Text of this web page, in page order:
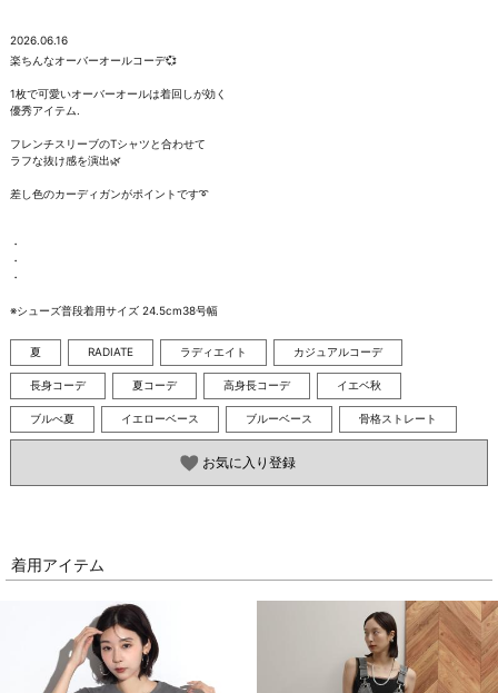
2026.06.16
楽ちんなオーバーオールコーデ💞
1枚で可愛いオーバーオールは着回しが効く
優秀アイテム.
フレンチスリーブのTシャツと合わせて
ラフな抜け感を演出🌿
差し色のカーディガンがポイントです➰
・
・
・
※シューズ普段着用サイズ 24.5cm38号幅
夏 RADIATE ラディエイト カジュアルコーデ
長身コーデ 夏コーデ 高身長コーデ イエベ秋
ブルべ夏 イエローベース ブルーベース 骨格ストレート
お気に入り登録
着用アイテム